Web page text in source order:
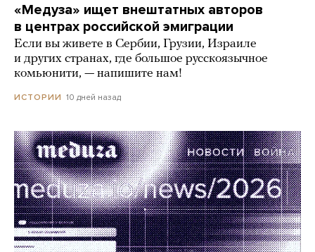
«Медуза» ищет внештатных авторов
в центрах российской эмиграции
Если вы живете в Сербии, Грузии, Израиле
и других странах, где большое русскоязычное
комьюнити, — напишите нам!
ИСТОРИИ 10 дней назад